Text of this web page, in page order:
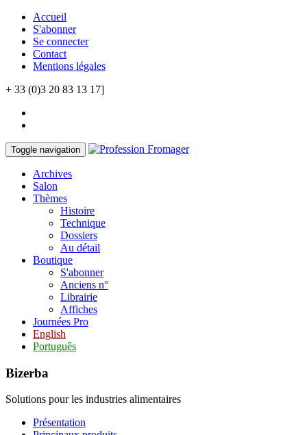
Accueil
S'abonner
Se connecter
Contact
Mentions légales
+ 33 (0)3 20 83 13 17]
Toggle navigation
Archives
Salon
Thèmes
Histoire
Technique
Dossiers
Au détail
Boutique
S'abonner
Anciens n°
Librairie
Affiches
Journées Pro
English
Português
Bizerba
Solutions pour les industries alimentaires
Présentation